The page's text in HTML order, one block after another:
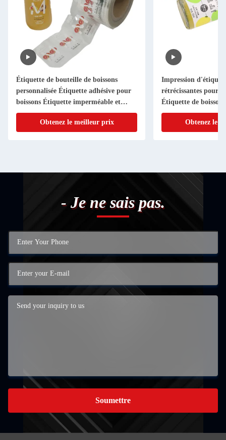
Étiquette de bouteille de boissons
personnalisée Étiquette adhésive pour
boissons Étiquette imperméable et
durable pour le jus de bière et plus
Obtenez le meilleur prix
Impression
rétrécissantes pour
Étiquette de boissons
Obtenez le
- Je ne sais pas.
Soumettre